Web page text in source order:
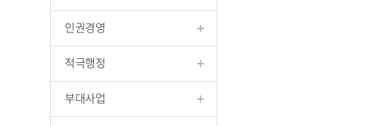
인권경영
적극행정
부대사업